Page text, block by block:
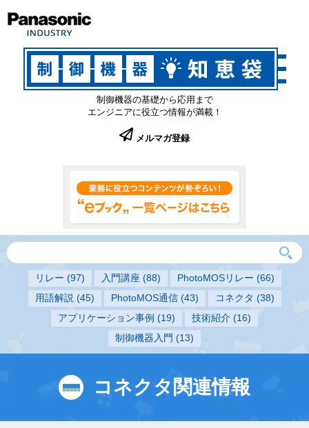
制御機器の基礎から応用まで
エンジニアに役立つ情報が満載！
メルマガ登録
リレー (97) 入門講座 (88) PhotoMOSリレー (66)
用語解説 (45) PhotoMOS通信 (43) コネクタ (38)
アプリケーション事例 (19) 技術紹介 (16)
制御機器入門 (13)
コネクタ関連情報